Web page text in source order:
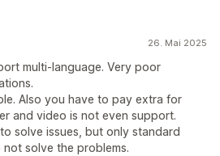
26. Mai 2025
multi-language. Very poor
Also you have to pay extra for
and video is not even support.
solve issues, but only standard
solve the problems.